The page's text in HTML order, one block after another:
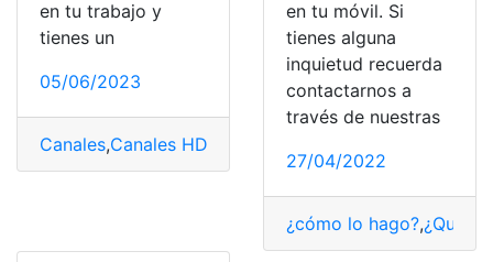
en tu trabajo y
tienes un
05/06/2023
Canales,Canales HD
en tu móvil. Si
tienes alguna
inquietud recuerda
contactarnos a
través de nuestras
27/04/2022
¿cómo lo hago?,¿Qué